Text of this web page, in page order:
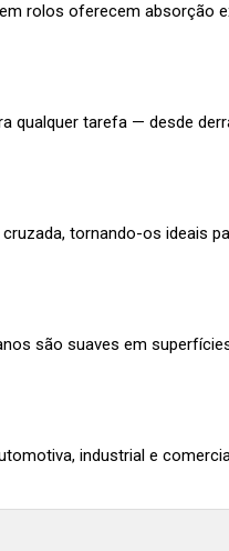
rolos oferecem absorção
qualquer tarefa — desde
tornando-os ideais
são suaves em
industrial e